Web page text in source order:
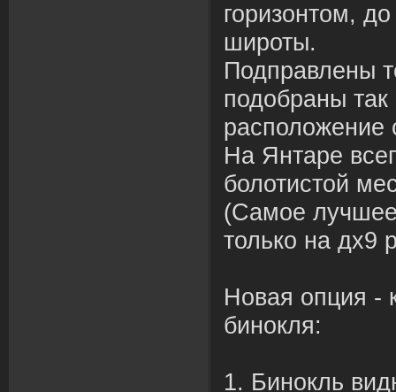
горизонтом,
широты.
Подправлены
подобраны
расположение
На Янтаре
болотистой
(Самое
только на дх9
Новая опция -
бинокля:
1. Бинокль